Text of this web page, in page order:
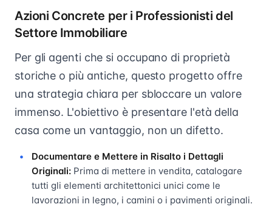
Azioni Concrete per i Professionisti del
Settore Immobiliare
Per gli agenti che si occupano di proprietà
storiche o più antiche, questo progetto offre
una strategia chiara per sbloccare un valore
immenso. L'obiettivo è presentare l'età della
casa come un vantaggio, non un difetto.
Documentare e Mettere in Risalto i Dettagli
Originali: Prima di mettere in vendita, catalogare
tutti gli elementi architettonici unici come le
lavorazioni in legno, i camini o i pavimenti originali.